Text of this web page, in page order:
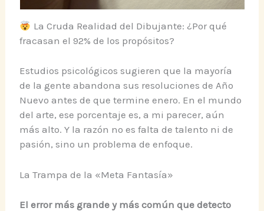
La Cruda Realidad del Dibujante: ¿Por qué
fracasan el 92% de los propósitos?
Estudios psicológicos sugieren que la mayoría
de la gente abandona sus resoluciones de Año
Nuevo antes de que termine enero. En el mundo
del arte, ese porcentaje es, a mi parecer, aún
más alto. Y la razón no es falta de talento ni de
pasión, sino un problema de enfoque.
La Trampa de la «Meta Fantasía»
El error más grande y más común que detecto